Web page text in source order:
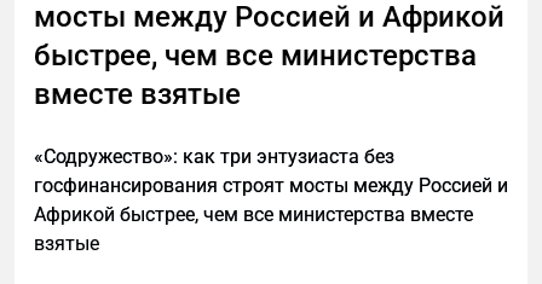
мосты между Россией и Африкой
быстрее, чем все министерства
вместе взятые
«Содружество»: как три энтузиаста без
госфинансирования строят мосты между Россией и
Африкой быстрее, чем все министерства вместе
взятые